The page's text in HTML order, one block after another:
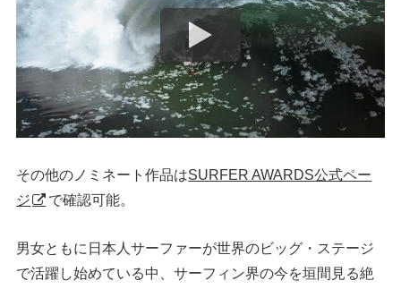
その他のノミネート作品はSURFER AWARDS公式ペー
ジ
で確認可能。
男女ともに日本人サーファーが世界のビッグ・ステージ
で活躍し始めている中、サーフィン界の今を垣間見る絶